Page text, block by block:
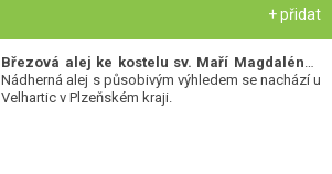
+ přidat
Březová alej ke kostelu sv. Maří Magdalény-
Nádherná alej s působivým výhledem se nachází u
Velhartic v Plzeňském kraji.